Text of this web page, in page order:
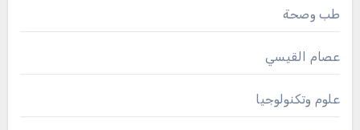
طب وصحة
عصام القيسي
علوم وتكنولوجيا